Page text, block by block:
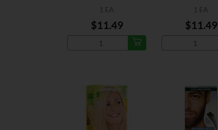
1 EA
$11.49
1 EA
$11.49